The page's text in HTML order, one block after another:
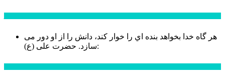
هر گاه خدا بخواهد بنده اي را خوار كند، دانش را از او دور می
سازد.حضرت علی (ع):